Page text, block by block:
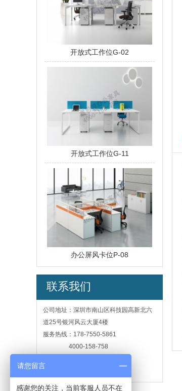
开放式工作位G-02
开放式工作位G-11
办公屏风卡位P-08
联系我们
公司地址：深圳市南山区科技园高新北六
道25号银河风云大厦4楼
服务热线：178-7550-5861
4000-158-758
邮 箱：1902443541@qq.com
请您留言
感谢您的关注，当前客服人员不在